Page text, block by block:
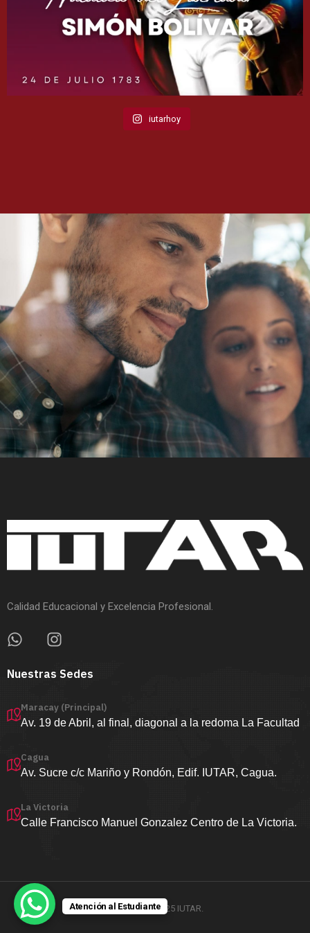
iutarhoy
Calidad Educacional y Excelencia Profesional.
Nuestras Sedes
Maracay (Principal)
Av. 19 de Abril, al final, diagonal a la redoma La Facultad
Cagua
Av. Sucre c/c Mariño y Rondón, Edif. IUTAR, Cagua.
La Victoria
Calle Francisco Manuel Gonzalez Centro de La Victoria.
Copyright ©2025 IUTAR.
Atención al Estudiante